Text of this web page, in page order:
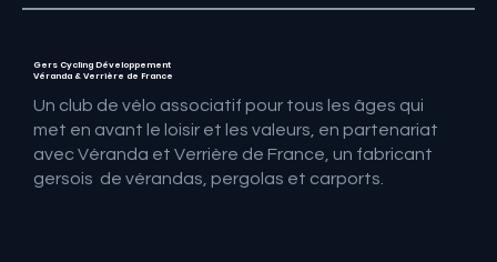
Gers Cycling Développement
Véranda & Verrière de France
Un club de vélo associatif pour tous les âges qui
met en avant le loisir et les valeurs, en partenariat
avec Véranda et Verrière de France, un fabricant
gersois de vérandas, pergolas et carports.